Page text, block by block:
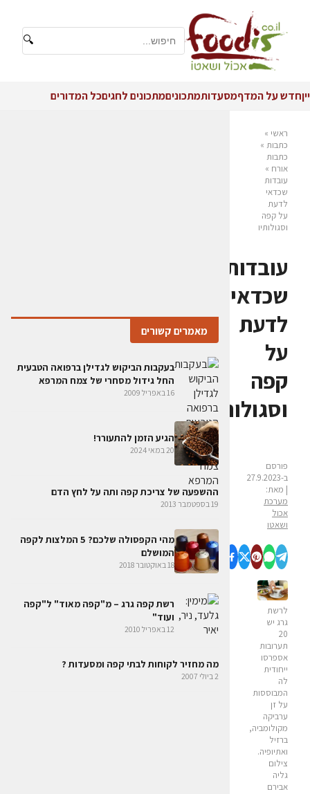
🔍
ייןחדש על המדףמסעדותמתכוניםמתכונים לחגיםכל המדורים
ראשי »
כתבות »
כתבות
אורח »
עובדות
שכדאי
לדעת
על קפה
וסגולותיו
עובדות
שכדאי
לדעת
על
קפה
וסגולותיו
פורסם
ב-27.9.2023
| מאת:
מערכת
אכול
ושאטו
לרשת
גרג יש
20
תערובות
אספרסו
ייחודית
לה
המבוססות
על זן
ערביקה
מקולומביה,
ברזיל
ואתיופיה.
צילום
גליה
אבירם
מאמרים קשורים
בעקבות הביקוש לגדילן ברפואה הטבעית
החל גידול מסחרי של צמח המרפא
16 באפריל 2009
הגיע הזמן להתעורר!
20 במאי 2024
ההשפעה של צריכת קפה ותה על לחץ הדם
19 בספטמבר 2013
מהי הקפסולה שלכם? 5 המלצות לקפה
המושלם
18 באוקטובר 2018
רשת קפה גרג – מ"קפה מאוד" ל"קפה
ועוד"
12 באפריל 2010
מה מחזיר לקוחות לבתי קפה ומסעדות ?
2 ביולי 2007